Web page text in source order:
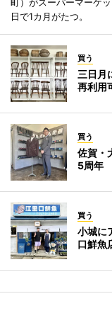
日で1カ月がたつ。
買う
三日月
再利用
買う
佐賀・
5周年
買う
小城に
口鮮魚